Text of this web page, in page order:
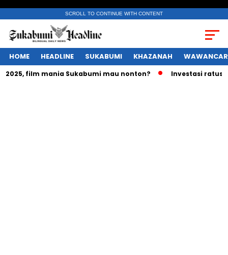
SCROLL TO CONTINUE WITH CONTENT
HOME HEADLINE SUKABUMI KHAZANAH
film mania Sukabumi mau nonton? Investasi ratusan